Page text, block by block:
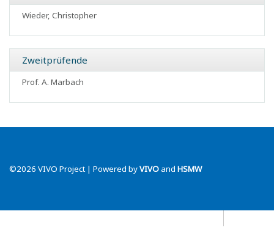
Wieder, Christopher
Zweitprüfende
Prof. A. Marbach
©2026 VIVO Project | Powered byVIVOand HSMW